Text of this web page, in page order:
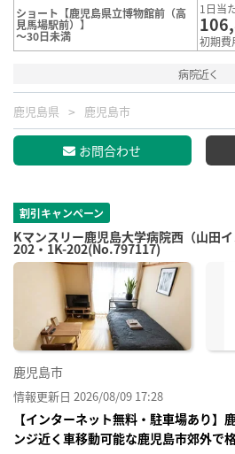
ショート【鹿児島県立博物館前（高
見馬場駅前）】
～30日未満
1日当
初期費
病院近く
鹿児島県 鹿児島市
お問合わせ
割引キャンペーン
Kマンスリー鹿児島大学病院西（山田イ
202・1K-202(No.797117)
鹿児島市
情報更新日 2026/08/09 17:28
【インターネット無料・駐車場あり】
ンジ近く車移動可能な鹿児島市郊外で